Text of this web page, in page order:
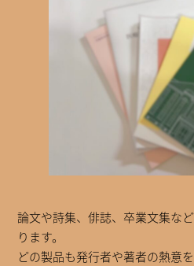
論文や詩集、俳誌、卒業文集な
ります。
どの製品も発行者や著者の熱意